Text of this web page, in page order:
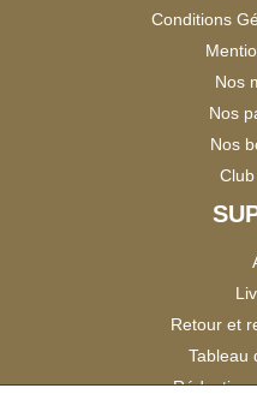
Conditions
Nos
Nos
Nos
Retour et
Tableau
Réduction